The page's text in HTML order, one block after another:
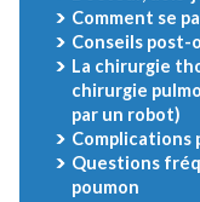
Comment se
Conseils post-
La chirurgie
chirurgie
par un robot)
Questions
poumon